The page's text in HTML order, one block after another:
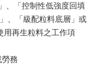
、「控制性低強度回填
、「級配粒料底層」或
用再生粒料之工作項
勞務